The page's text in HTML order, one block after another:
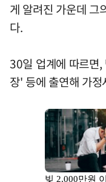
게 알려진 가운데 그
다.
30일 업계에 따르면
장' 등에 출연해 가정